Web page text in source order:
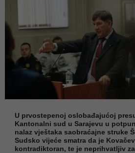
U prvostepenoj oslobađajućoj
Kantonalni sud u Sarajevu u
nalaz vještaka saobraćajne struke
Sudsko vijeće smatra da je
kontradiktoran, te je neprihvatljiv